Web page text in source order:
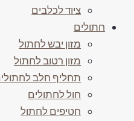
ציוד לכלבים
חתולים
מזון יבש לחתול
מזון רטוב לחתול
תחליף חלב לחתולים
חול לחתולים
חטיפים לחתול